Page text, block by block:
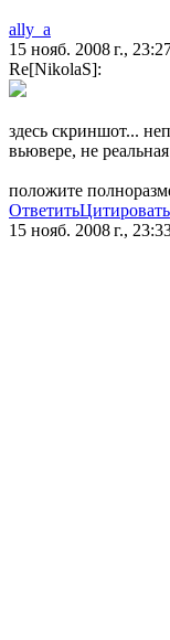
ally_a
15 нояб. 2008 г.,
Re[NikolaS]:
здесь скриншот...
вьювере, не
положите
ОтветитьЦитировать
15 нояб. 2008 г.,